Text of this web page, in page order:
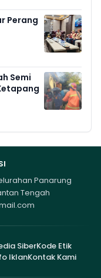
Perang
Semi
Panarung
Tengah
SiberKode Etik
IklanKontak Kami